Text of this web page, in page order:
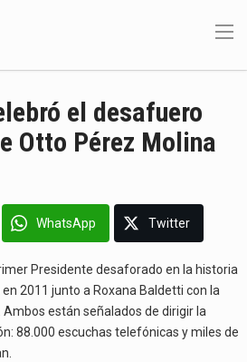
el desafuero
Otto Pérez Molina
WhatsApp Twitter
Presidente desaforado en la historia
2011 junto a Roxana Baldetti con la
Ambos están señalados de dirigir la
88.000 escuchas telefónicas y miles de